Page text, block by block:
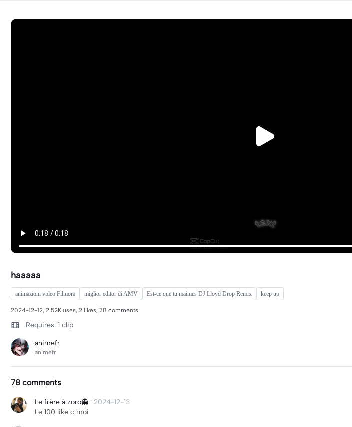
haaaaa
animazioni video Filmora miglior editor di AMV Est-ce que tu maimes DJ Lloyd Drop Remix keep up
2024-12-12, 2.52K uses, 2 likes, 78 comments.
Requires: 1 clip
animefr
animefr
78 comments
Le frère à zoro👻 · 2024-12-13
Le 100 like c moi